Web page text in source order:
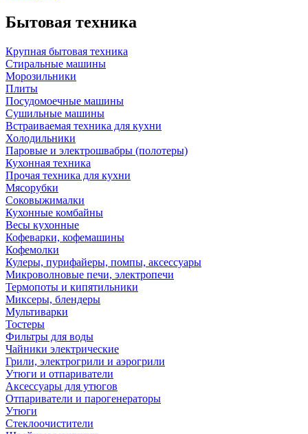
Бытовая техника
Крупная бытовая техника
Стиральные машины
Морозильники
Плиты
Посудомоечные машины
Сушильные машины
Встраиваемая техника для кухни
Холодильники
Паровые и электрошвабры (полотеры)
Кухонная техника
Прочая техника для кухни
Мясорубки
Соковыжималки
Кухонные комбайны
Весы кухонные
Кофеварки, кофемашины
Кофемолки
Кулеры, пурифайеры, помпы, аксессуары
Микроволновые печи, электропечи
Термопоты и кипятильники
Миксеры, блендеры
Мультиварки
Тостеры
Фильтры для воды
Чайники электрические
Грили, электрогрили и аэрогрили
Утюги и отпариватели
Аксессуары для утюгов
Отпариватели и парогенераторы
Утюги
Стеклоочистители